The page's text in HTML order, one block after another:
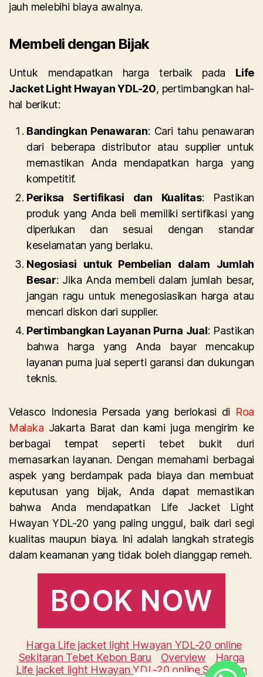
jauh melebihi biaya awalnya.
Membeli dengan Bijak
Untuk mendapatkan harga terbaik pada Life
Jacket Light Hwayan YDL-20, pertimbangkan hal-
hal berikut:
Bandingkan Penawaran: Cari tahu penawaran
dari beberapa distributor atau supplier untuk
memastikan Anda mendapatkan harga yang
kompetitif.
Periksa Sertifikasi dan Kualitas: Pastikan
produk yang Anda beli memiliki sertifikasi yang
diperlukan dan sesuai dengan standar
keselamatan yang berlaku.
Negosiasi untuk Pembelian dalam Jumlah
Besar: Jika Anda membeli dalam jumlah besar,
jangan ragu untuk menegosiasikan harga atau
mencari diskon dari supplier.
Pertimbangkan Layanan Purna Jual: Pastikan
bahwa harga yang Anda bayar mencakup
layanan purna jual seperti garansi dan dukungan
teknis.
Velasco Indonesia Persada yang berlokasi di Roa
Malaka Jakarta Barat dan kami juga mengirim ke
berbagai tempat seperti tebet bukit duri
memasarkan layanan. Dengan memahami berbagai
aspek yang berdampak pada biaya dan membuat
keputusan yang bijak, Anda dapat memastikan
bahwa Anda mendapatkan Life Jacket Light
Hwayan YDL-20 yang paling unggul, baik dari segi
kualitas maupun biaya. Ini adalah langkah strategis
dalam keamanan yang tidak boleh dianggap remeh.
BOOK NOW
Harga Life jacket light Hwayan YDL-20 online
Sekitaran Tebet Kebon Baru
Overview
Harga
Life jacket light Hwayan YDL-20 online Sekitaran